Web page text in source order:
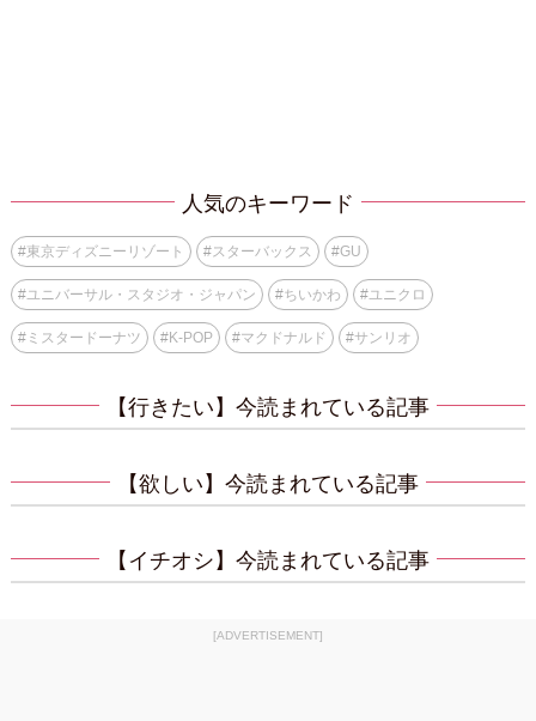
人気のキーワード
#東京ディズニーリゾート #スターバックス #GU
#ユニバーサル・スタジオ・ジャパン #ちいかわ #ユニクロ
#ミスタードーナツ #K-POP #マクドナルド #サンリオ
【行きたい】今読まれている記事
【欲しい】今読まれている記事
【イチオシ】今読まれている記事
[ADVERTISEMENT]